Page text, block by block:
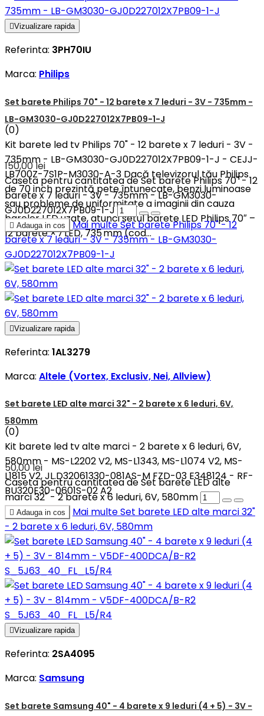
Vizualizare rapida
Referinta: 3PH70IU
Marca: Philips
Set barete Philips 70" - 12 barete x 7 leduri - 3V - 735mm -
LB-GM3030-GJ0D227012X7PB09-1-J
(0)
Kit barete led tv Philips 70" - 12 barete x 7 leduri - 3V -
735mm - LB-GM3030-GJ0D227012X7PB09-1-J - CEJJ-
LB700Z-7S1P-M3030-A-3 Dacă televizorul tău Philips
de 70 inch prezintă pete întunecate, benzi luminoase
sau probleme de uniformitate a imaginii din cauza
barelor LED uzate, atunci setul barete LED Philips 70″ –
12 barete × 7 LED, 735 mm (cod...
150,00 lei
Caseta pentru cantitatea de Set barete Philips 70" - 12
barete x 7 leduri - 3V - 735mm - LB-GM3030-
GJ0D227012X7PB09-1-J
 Adauga in cos Mai multeSet barete Philips 70" - 12
barete x 7 leduri - 3V - 735mm - LB-GM3030-
GJ0D227012X7PB09-1-J
Vizualizare rapida
Referinta: 1AL3279
Marca: Altele (Vortex, Exclusiv, Nei, Allview)
Set barete LED alte marci 32" - 2 barete x 6 leduri, 6V,
580mm
(0)
Kit barete led tv alte marci - 2 barete x 6 leduri, 6V,
580mm - MS-L2202 V2, MS-L1343, MS-L1074 V2, MS-
L1815 V2, JL.D32061330-081AS-M FZD-03 E348124 - RF-
BU320E30-0601S-02 A2
50,00 lei
Caseta pentru cantitatea de Set barete LED alte
marci 32" - 2 barete x 6 leduri, 6V, 580mm
 Adauga in cos Mai multeSet barete LED alte marci 32"
- 2 barete x 6 leduri, 6V, 580mm
Vizualizare rapida
Referinta: 2SA4095
Marca: Samsung
Set barete Samsung 40" - 4 barete x 9 leduri (4 + 5) - 3V -